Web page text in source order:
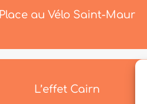
Place au Vélo Saint-Maur
​L’effet Cairn